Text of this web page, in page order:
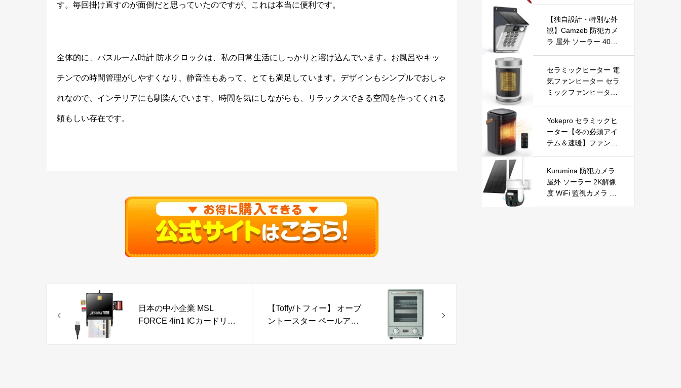
す。毎回掛け直すのが面倒だと思っていたのですが、これは本当に便利です。
全体的に、バスルーム時計 防水クロックは、私の日常生活にしっかりと溶け込んでいます。お風呂やキッ
チンでの時間管理がしやすくなり、静音性もあって、とても満足しています。デザインもシンプルでおしゃ
れなので、インテリアにも馴染んでいます。時間を気にしながらも、リラックスできる空間を作ってくれる
頼もしい存在です。
日本の中小企業 MSL
FORCE 4in1 ICカードリー
USB-A SD MMC TF
【Toffy/トフィー】 オーブ
ントースター ペールアク
【独自設計・特別な外
観】Camzeb 防犯カメ
ラ 屋外 ソーラー 400
電池式 Alexa 赤外線/カ
ラー暗視 双方向音声
音光警報 プッシュ通知
動体検知 クラウド/SD
カード録画 IP66防水
遠隔操作
セラミックヒーター 電
気ファンヒーター セラ
ミックファンヒーター
切替 1-12時間タイマー
設定可能 リモコン付
電気ヒーター 転倒自動
オフ 過熱保護 省エネ
節電 PSE認証済 暖房
器具
Yokepro セラミックヒ
ーター【冬の必須アイ
テム＆速暖】ファンヒ
ED表示 低騒音【空気
浄化】ファンヒーター
電気 ECO知能恒温 省
エネ 暖房器具 転倒オ
Kurumina 防犯カメラ
屋外 ソーラー 2K解像
度 WiFi 監視カメラ ワ